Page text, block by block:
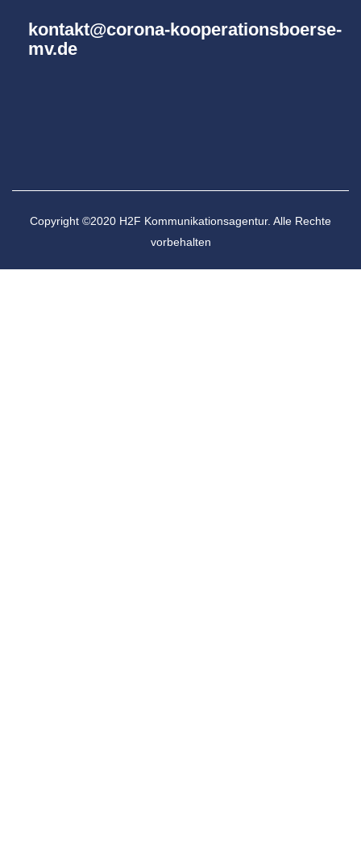
kontakt@corona-kooperationsboerse-
mv.de
Copyright ©2020 H2F Kommunikationsagentur. Alle Rechte
vorbehalten